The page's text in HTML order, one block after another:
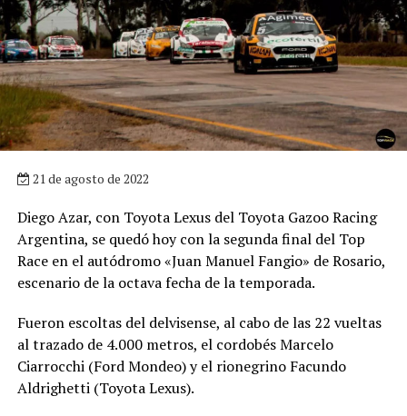
21 de agosto de 2022
Diego Azar, con Toyota Lexus del Toyota Gazoo Racing
Argentina, se quedó hoy con la segunda final del Top
Race en el autódromo «Juan Manuel Fangio» de Rosario,
escenario de la octava fecha de la temporada.
Fueron escoltas del delvisense, al cabo de las 22 vueltas
al trazado de 4.000 metros, el cordobés Marcelo
Ciarrocchi (Ford Mondeo) y el rionegrino Facundo
Aldrighetti (Toyota Lexus).